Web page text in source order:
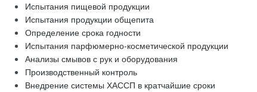
Испытания пищевой продукции
Испытания продукции общепита
Определение срока годности
Испытания парфюмерно-косметической продукции
Анализы смывов с рук и оборудования
Производственный контроль
Внедрение системы ХАССП в кратчайшие сроки